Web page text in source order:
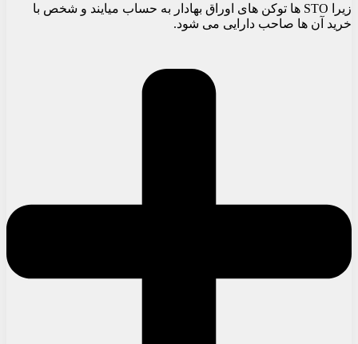
زیرا STO ها توکن های اوراق بهادار به حساب میایند و شخص با
خرید آن ها صاحب دارایی می شود.